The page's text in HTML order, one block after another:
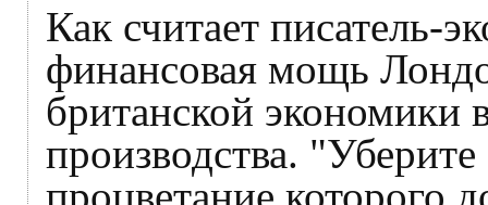
Как считает писатель-
финансовая мощь
британской экономики
производства.
процветание которого